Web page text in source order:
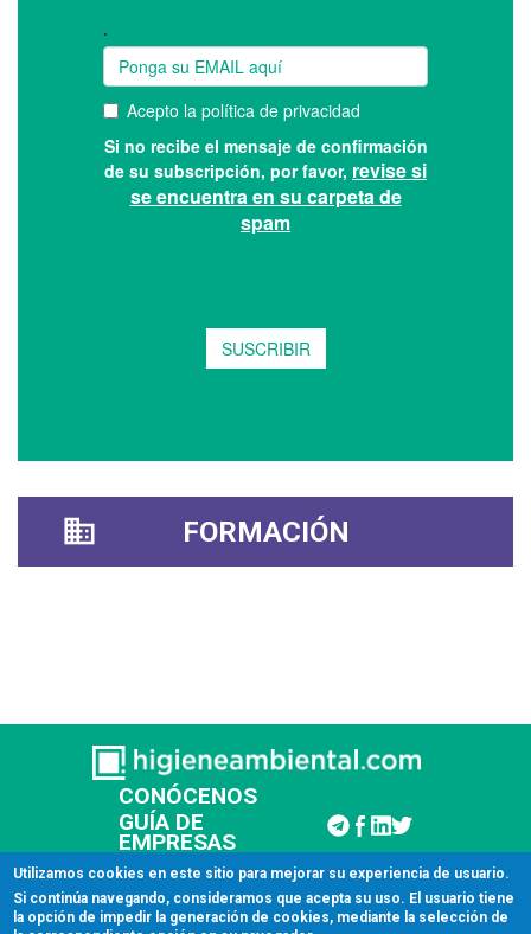
FORMACIÓN
CONÓCENOS
GUÍA DE
EMPRESAS
CONTACTAR
© 2026 Higiene Ambiental
Utilizamos cookies en este sitio para mejorar su experiencia de usuario.
Si continúa navegando, consideramos que acepta su uso. El usuario tiene
la opción de impedir la generación de cookies, mediante la selección de